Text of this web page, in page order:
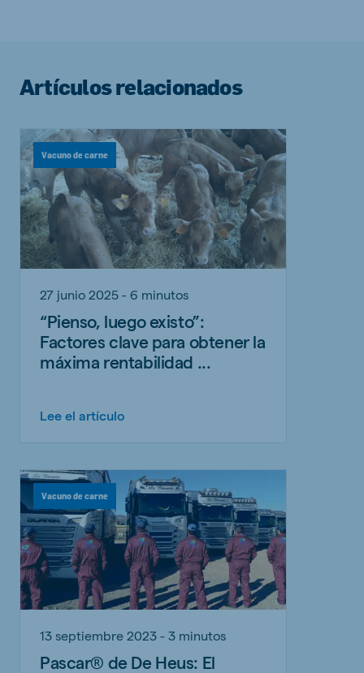
Artículos relacionados
Vacuno de carne
27 junio 2025 - 6 minutos
“Pienso, luego existo”:
Factores clave para obtener la
máxima rentabilidad ...
Lee el artículo
Vacuno de carne
13 septiembre 2023 - 3 minutos
Pascar® de De Heus: El